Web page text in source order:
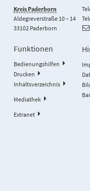
Kreis Paderborn
Aldegreverstraße 10 – 14
33102 Paderborn
Funktionen
Bedienungshilfen
Drucken
Inhaltsverzeichnis
Mediathek
Extranet